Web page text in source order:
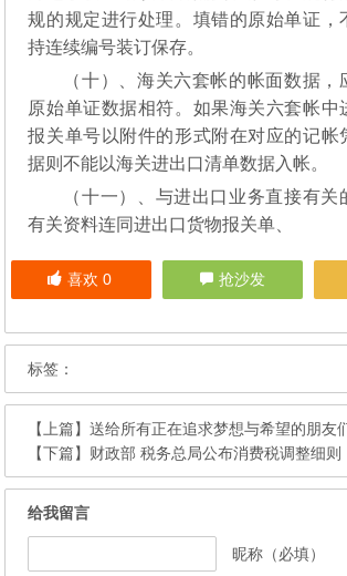
规的规定进行处理。填错的原始单证，
持连续编号装订保存。
（十）、海关六套帐的帐面数据，
原始单证数据相符。如果海关六套帐中
报关单号以附件的形式附在对应的记帐
据则不能以海关进出口清单数据入帐。
（十一）、与进出口业务直接有
有关资料连同进出口货物报关单、
喜欢 0 抢沙发
标签：
【上篇】送给所有正在追求梦想与希望的朋友
【下篇】 财政部 税务总局公布消费税调整细则
给我留言
昵称（必填）